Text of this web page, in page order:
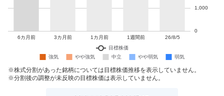
株式分割があった銘柄については目標株価推移を表示していません。
分割後の調整が未反映の目標株価は表示していません。